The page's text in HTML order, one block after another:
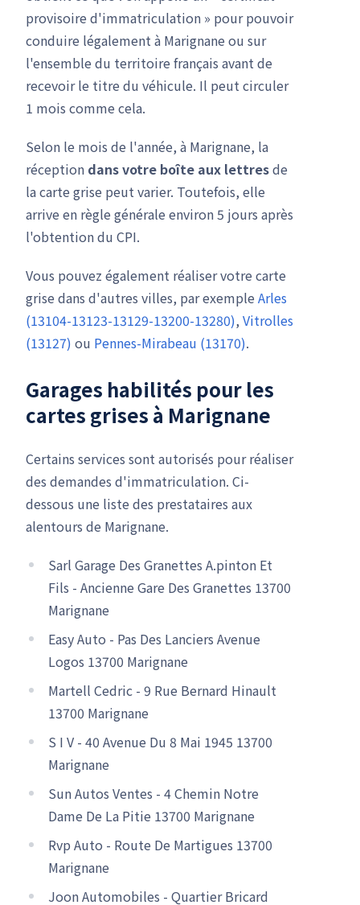
provisoire d'immatriculation » pour pouvoir
conduire légalement à Marignane ou sur
l'ensemble du territoire français avant de
recevoir le titre du véhicule. Il peut circuler
1 mois comme cela.
Selon le mois de l'année, à Marignane, la
réception dans votre boîte aux lettresde
la carte grise peut varier. Toutefois, elle
arrive en règle générale environ 5 jours après
l'obtention du CPI.
Vous pouvez également réaliser votre carte
grise dans d'autres villes, par exemple Arles
(13104-13123-13129-13200-13280), Vitrolles
(13127) ou Pennes-Mirabeau (13170).
Garages habilités pour les
cartes grises à Marignane
Certains services sont autorisés pour réaliser
des demandes d'immatriculation. Ci-
dessous une liste des prestataires aux
alentours de Marignane.
Sarl Garage Des Granettes A.pinton Et
Fils - Ancienne Gare Des Granettes 13700
Marignane
Easy Auto - Pas Des Lanciers Avenue
Logos 13700 Marignane
Martell Cedric - 9 Rue Bernard Hinault
13700 Marignane
S I V - 40 Avenue Du 8 Mai 1945 13700
Marignane
Sun Autos Ventes - 4 Chemin Notre
Dame De La Pitie 13700 Marignane
Rvp Auto - Route De Martigues 13700
Marignane
Joon Automobiles - Quartier Bricard